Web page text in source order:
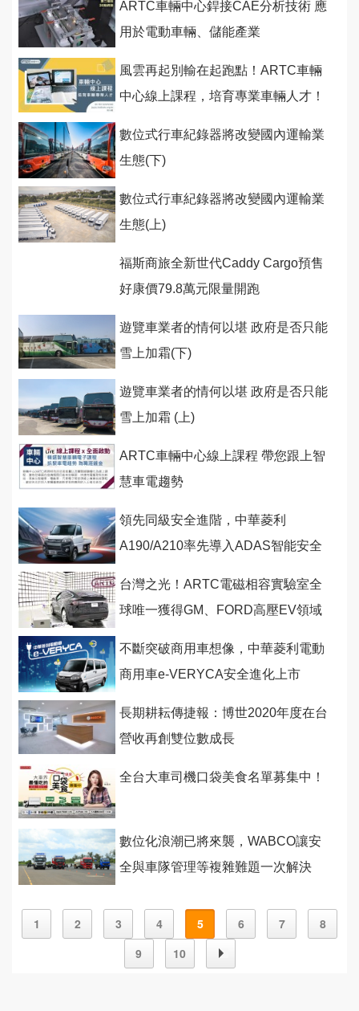
ARTC車輛中心銲接CAE分析技術 應
用於電動車輛、儲能產業
風雲再起別輸在起跑點！ARTC車輛
中心線上課程，培育專業車輛人才！
數位式行車紀錄器將改變國內運輸業
生態(下)
數位式行車紀錄器將改變國內運輸業
生態(上)
福斯商旅全新世代Caddy Cargo預售
好康價79.8萬元限量開跑
遊覽車業者的情何以堪 政府是否只能
雪上加霜(下)
遊覽車業者的情何以堪 政府是否只能
雪上加霜 (上)
ARTC車輛中心線上課程 帶您跟上智
慧車電趨勢
領先同級安全進階，中華菱利
A190/A210率先導入ADAS智能安全
台灣之光！ARTC電磁相容實驗室全
球唯一獲得GM、FORD高壓EV領域
不斷突破商用車想像，中華菱利電動
商用車e-VERYCA安全進化上市
長期耕耘傳捷報：博世2020年度在台
營收再創雙位數成長
全台大車司機口袋美食名單募集中！
數位化浪潮已將來襲，WABCO讓安
全與車隊管理等複雜難題一次解決
1 2 3 4 5 6 7
8
9
10